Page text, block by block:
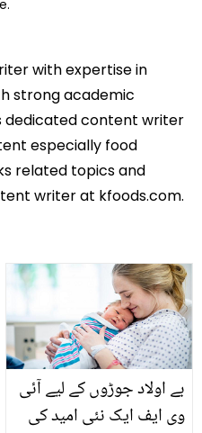
with expertise in
strong academic
dedicated content writer
especially food
related topics and
writer at kfoods.com.
بے اولاد جوڑوں کے لیے آئی
وی ایف ایک نئی امید کی